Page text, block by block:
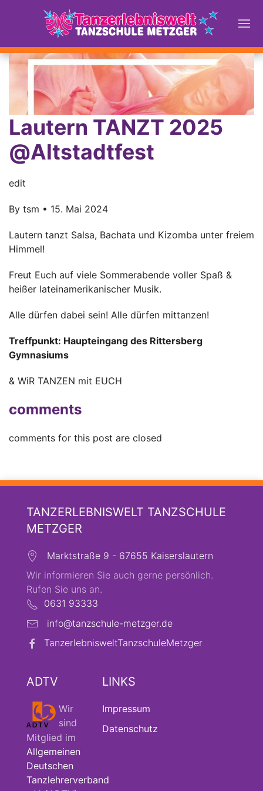
Lautern TANZT 2025
@Altstadtfest
edit
By tsm • 15. Mai 2024
Lautern tanzt Salsa, Bachata und Kizomba unter freiem
Himmel!
Freut Euch auf viele Sommerabende voller Spaß &
heißer lateinamerikanischer Musik.
Alle dürfen dabei sein! Alle dürfen mittanzen!
Treffpunkt: Haupteingang des Rittersberg
Gymnasiums
& WiR TANZEN mit EUCH
comments
comments for this post are closed
TANZERLEBNISWELT TANZSCHULE
METZGER
Marktstraße 9 - 67655 Kaiserslautern
Wir informieren Sie auch gerne persönlich.
Rufen Sie uns an.
0631 93333
info@tanzschule-metzger.de
TanzerlebnisweltTanzschuleMetzger
ADTV
Wir
sind
Mitglied im
Allgemeinen
Deutschen
Tanzlehrerverband
LINKS
Impressum
Datenschutz